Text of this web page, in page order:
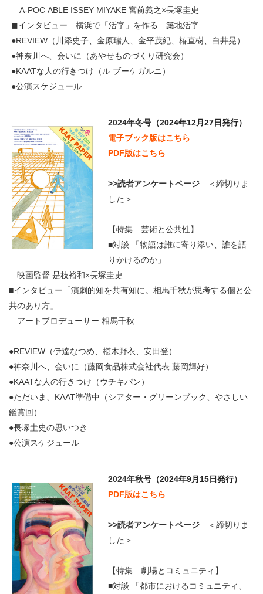
A-POC ABLE ISSEY MIYAKE 宮前義之×長塚圭史
◼︎インタビュー 横浜で「活字」を作る 築地活字
●REVIEW（川添史子、金原瑞人、金平茂紀、椿直樹、白井晃）
●神奈川へ、会いに（あやせものづくり研究会）
●KAATな人の行きつけ（ル ブーケガルニ）
●公演スケジュール
2024年冬号（2024年12月27日発行）
電子ブック版はこちら
PDF版はこちら
>>読者アンケートページ＜締切りま
した＞
【特集 芸術と公共性】
■対談 「物語は誰に寄り添い、誰を語
りかけるのか」
映画監督 是枝裕和×長塚圭史
■インタビュー「演劇的知を共有知に。相馬千秋が思考する個と公
共のあり方」
アートプロデューサー 相馬千秋
●REVIEW（伊達なつめ、椹木野衣、安田登）
●神奈川へ、会いに（藤岡食品株式会社代表 藤岡輝好）
●KAATな人の行きつけ（ウチキパン）
●ただいま、KAAT準備中（シアター・グリーンブック、やさしい
鑑賞回）
●長塚圭史の思いつき
●公演スケジュール
2024年秋号（2024年9月15日発行）
PDF版はこちら
>>読者アンケートページ＜締切りま
した＞
【特集 劇場とコミュニティ】
■対談 「都市におけるコミュニティ、